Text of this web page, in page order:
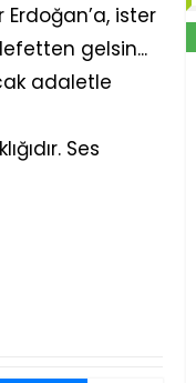
ister
gelsin...
adaletle
Ses